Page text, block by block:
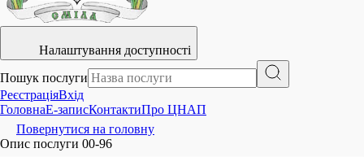
Налаштування доступності
Пошук послуги
РеєстраціяВхід
ГоловнаE-записКонтактиПро ЦНАП
Повернутися на головну
Опис послуги 00-96